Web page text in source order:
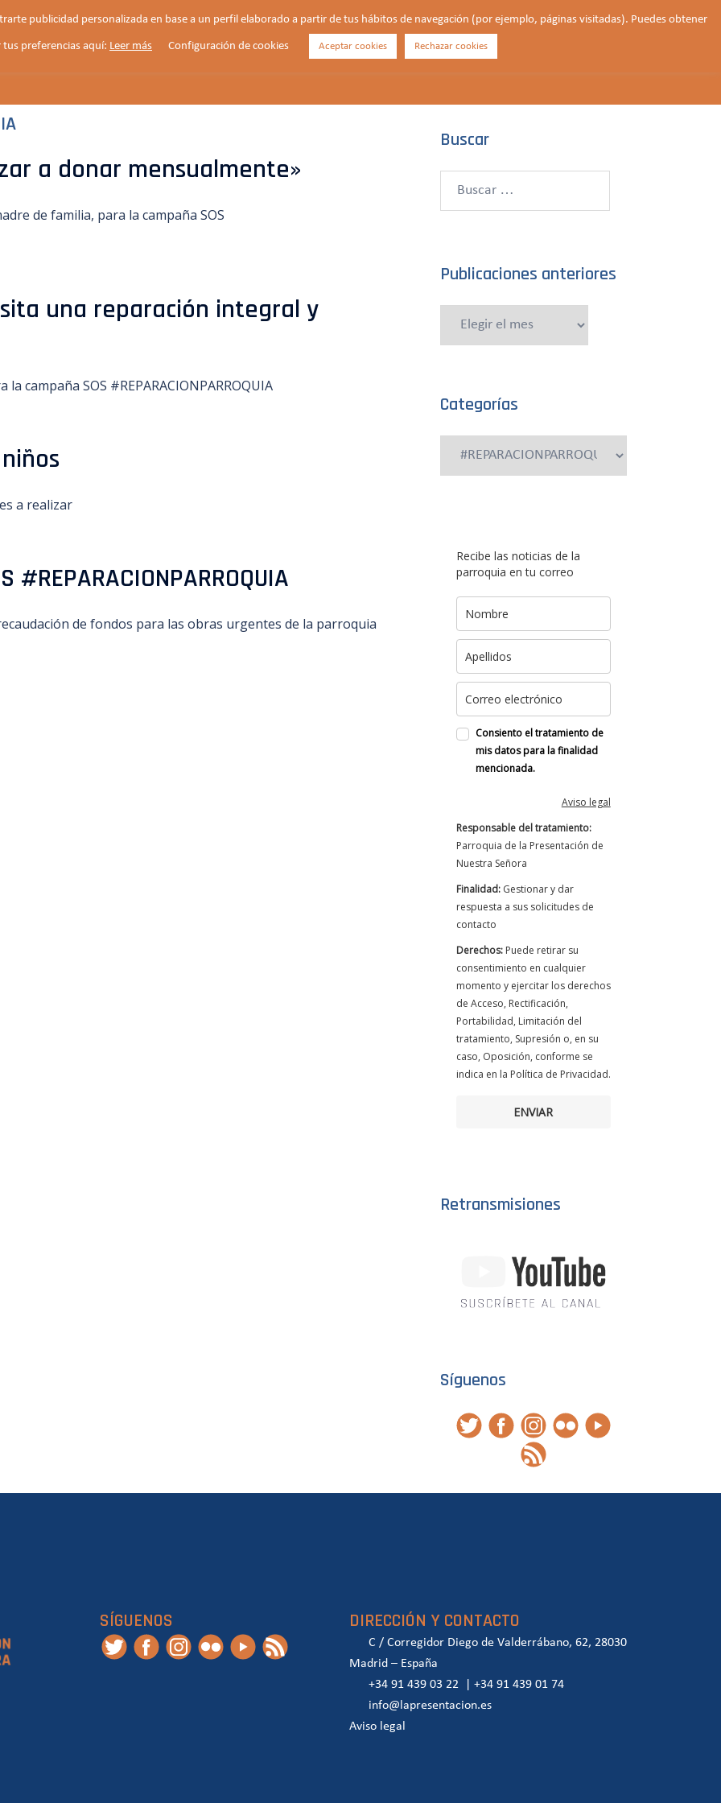
HORARIOS VIDA PARROQUIAL NOTICIAS ¿QUIÉNES SOMOS?
a donar mensualmente»
de familia, para la campaña SOS
una reparación integral y
campaña SOS #REPARACIONPARROQUIA
a realizar
de fondos para las obras urgentes de la parroquia
Buscar
Buscar:
Publicaciones anteriores
Publicaciones
Categorías
Categorías
Recibe las noticias de la
parroquia en tu correo
Consiento el tratamiento de
mis datos para la finalidad
mencionada.
Aviso legal
Responsable del tratamiento:
Parroquia de la Presentación de
Nuestra Señora
Finalidad:Gestionar y dar
respuesta a sus solicitudes de
contacto
Derechos:Puede retirar su
consentimiento en cualquier
momento y ejercitar los derechos
de Acceso, Rectificación,
Portabilidad, Limitación del
tratamiento, Supresión o, en su
caso, Oposición, conforme se
indica en la Política de Privacidad.
ENVIAR
Retransmisiones
Síguenos
SÍGUENOS DIRECCIÓN Y CONTACTO
C / Corregidor Diego de Valderrábano, 62, 28030
Madrid – España
+34 91 439 03 22
+34 91 439 01 74
info@lapresentacion.es
Aviso legal
publicidad personalizada en base a un perfil elaborado a partir de tus hábitos de navegación (por ejemplo, páginas visitadas). Puedes obtener
preferencias aquí: Leer más Configuración de cookies Aceptar cookies Rechazar cookies